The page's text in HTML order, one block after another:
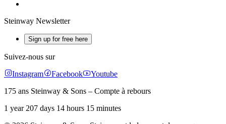
Steinway Newsletter
Sign up for free here
Suivez-nous sur
Instagram
Facebook
Youtube
175 ans Steinway & Sons – Compte à rebours
1 year 207 days 14 hours 15 minutes